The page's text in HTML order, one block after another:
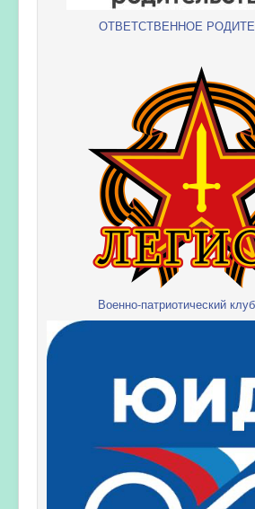
ОТВЕТСТВЕННОЕ
Военно-патриотический